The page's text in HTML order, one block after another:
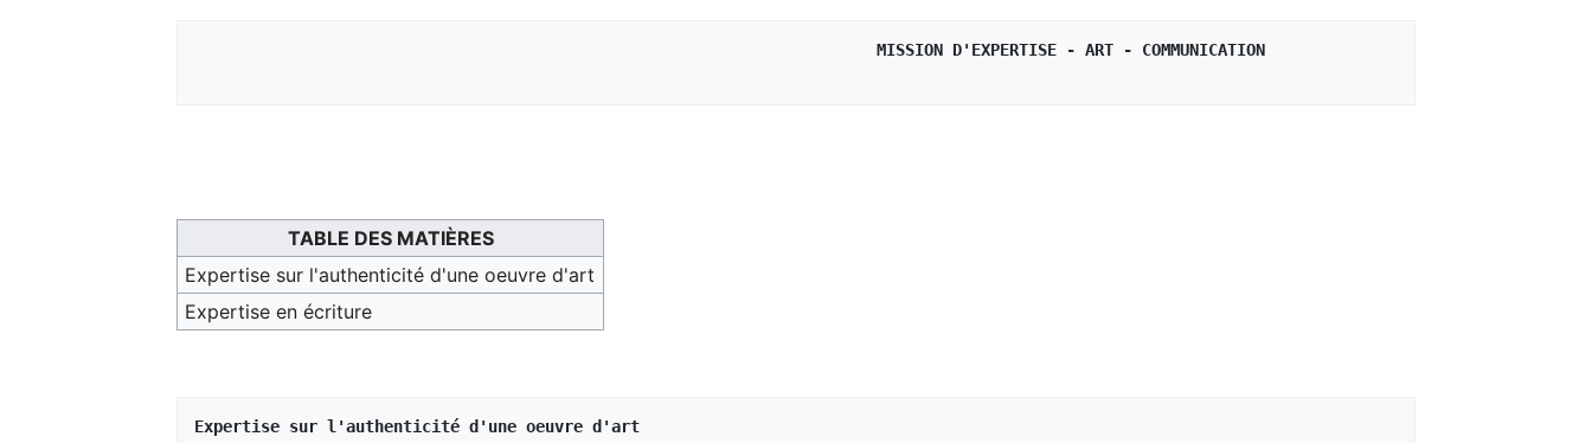
MISSION D'EXPERTISE - ART - COMMUNICATION
TABLE DES MATIÈRES
Expertise sur l'authenticité d'une oeuvre d'art
Expertise en écriture
Expertise sur l'authenticité d'une oeuvre d'art